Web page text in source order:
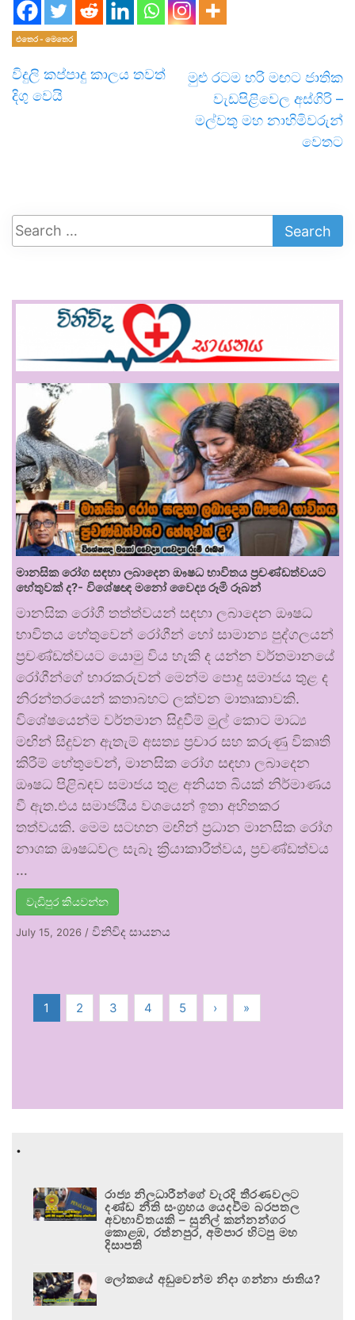
එතෙර - මෙතෙර
විදුලි කප්පාදු කාලය තවත්
දිගු වෙයි
මුළු රටම හරි මඟට ජාතික
වැඩපිළිවෙල අස්ගිරි –
මල්වතු මහ නාහිමිවරුන්
වෙතට
මානසික රෝග සඳහා ලබාදෙන ඖෂධ භාවිතය ප්‍රචණ්ඩත්වයට
හේතුවක් ද?- විශේෂඥ මනෝ වෛද්‍ය රූමි රූබන්
මානසික රෝගී තත්ත්වයන් සඳහා ලබාදෙන ඖෂධ
භාවිතය හේතුවෙන් රෝගීන් හෝ සාමාන්‍ය පුද්ගලයන්
ප්‍රචණ්ඩත්වයට යොමු විය හැකි ද යන්න වර්තමානයේ
රෝගීන්ගේ භාරකරුවන් මෙන්ම පොදු සමාජය තුළ ද
නිරන්තරයෙන් කතාබහට ලක්වන මාතෘකාවකි.
විශේෂයෙන්ම වර්තමාන සිදුවීම් මුල් කොට මාධ්‍ය
මඟින් සිදුවන ඇතැම් අසත්‍ය ප්‍රචාර සහ කරුණු විකෘති
කිරීම් හේතුවෙන්, මානසික රෝග සඳහා ලබාදෙන
ඖෂධ පිළිබඳව සමාජය තුළ අනියත බියක් නිර්මාණය
වී ඇත.එය සමාජයීය වශයෙන් ඉතා අහිතකර
තත්වයකි. මෙම සටහන මඟින් ප්‍රධාන මානසික රෝග
නාශක ඖෂධවල සැබෑ ක්‍රියාකාරීත්වය, ප්‍රචණ්ඩත්වය
…
වැඩිපුර කියවන්න
July 15, 2026 / විනිවිද සායනය
1 2 3 4 5 › »
.
රාජ්‍ය නිලධාරීන්ගේ වැරදි තීරණවලට
දණ්ඩ නීති සංග්‍රහය යෙදවීම බරපතල
අවභාවිතයකි – සුනිල් කන්නන්ගර
කොළඹ, රත්නපුර, අම්පාර හිටපු මහ
දිසාපති
ලෝකයේ අඩුවෙන්ම නිදා ගන්නා ජාතිය?